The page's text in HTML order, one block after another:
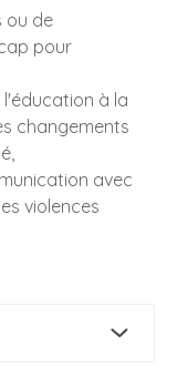
ou de
pour
à la
changements
avec
violences